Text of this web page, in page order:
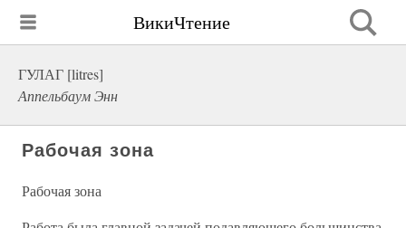
ВикиЧтение
ГУЛАГ [litres]
Аппельбаум Энн
Рабочая зона
Рабочая зона